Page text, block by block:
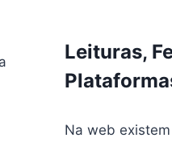
Leituras,
Na web